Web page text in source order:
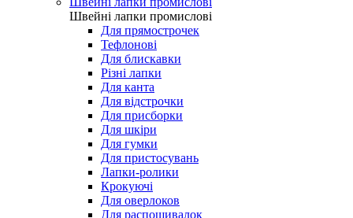
Швейні лапки промислові
Для прямострочек
Тефлонові
Для блискавки
Різні лапки
Для канта
Для відстрочки
Для присборки
Для шкіри
Для гумки
Для пристосувань
Лапки-ролики
Крокуючі
Для оверлоков
Для распошивалок